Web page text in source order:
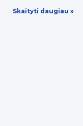
Skaityti daugiau »